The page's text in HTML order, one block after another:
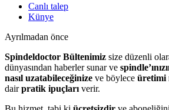
Canlı talep
Künye
Ayrılmadan önce
Spindeldoctor Bültenimiz size düzenli
dünyasından haberler sunar ve
nasıl uzatabileceğinize ve böylece üretimi
dairpratik ipuçları verir.